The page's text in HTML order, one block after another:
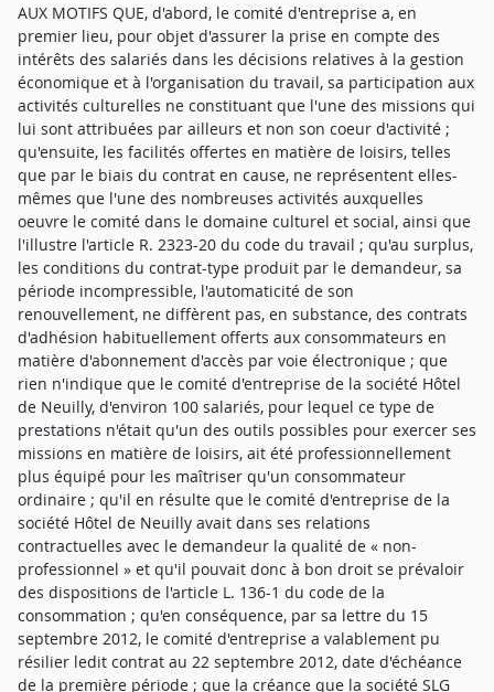
AUX MOTIFS QUE, d'abord, le comité d'entreprise a, en
premier lieu, pour objet d'assurer la prise en compte des
intérêts des salariés dans les décisions relatives à la gestion
économique et à l'organisation du travail, sa participation aux
activités culturelles ne constituant que l'une des missions qui
lui sont attribuées par ailleurs et non son coeur d'activité ;
qu'ensuite, les facilités offertes en matière de loisirs, telles
que par le biais du contrat en cause, ne représentent elles-
mêmes que l'une des nombreuses activités auxquelles
oeuvre le comité dans le domaine culturel et social, ainsi que
l'illustre l'article R. 2323-20 du code du travail ; qu'au surplus,
les conditions du contrat-type produit par le demandeur, sa
période incompressible, l'automaticité de son
renouvellement, ne diffèrent pas, en substance, des contrats
d'adhésion habituellement offerts aux consommateurs en
matière d'abonnement d'accès par voie électronique ; que
rien n'indique que le comité d'entreprise de la société Hôtel
de Neuilly, d'environ 100 salariés, pour lequel ce type de
prestations n'était qu'un des outils possibles pour exercer ses
missions en matière de loisirs, ait été professionnellement
plus équipé pour les maîtriser qu'un consommateur
ordinaire ; qu'il en résulte que le comité d'entreprise de la
société Hôtel de Neuilly avait dans ses relations
contractuelles avec le demandeur la qualité de « non-
professionnel » et qu'il pouvait donc à bon droit se prévaloir
des dispositions de l'article L. 136-1 du code de la
consommation ; qu'en conséquence, par sa lettre du 15
septembre 2012, le comité d'entreprise a valablement pu
résilier ledit contrat au 22 septembre 2012, date d'échéance
de la première période ; que la créance que la société SLG